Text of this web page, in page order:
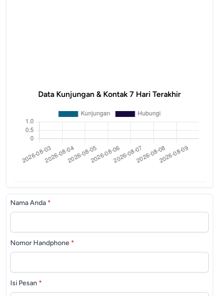
Data Kunjungan & Kontak 7 Hari Terakhir
Nama Anda *
Nomor Handphone *
Isi Pesan *